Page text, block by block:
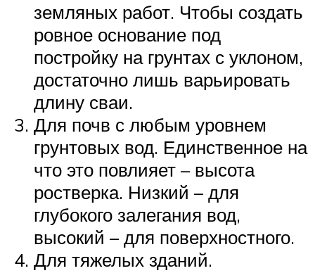
земляных работ. Чтобы создать
ровное основание под
постройку на грунтах с уклоном,
достаточно лишь варьировать
длину сваи.
Для почв с любым уровнем
грунтовых вод. Единственное на
что это повлияет – высота
ростверка. Низкий – для
глубокого залегания вод,
высокий – для поверхностного.
Для тяжелых зданий.